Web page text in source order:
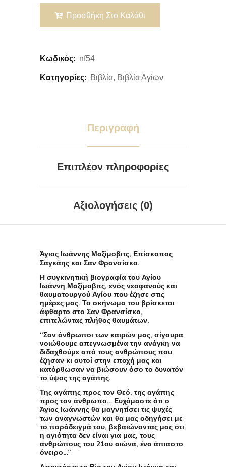
Προσθήκη Στο Καλάθι
Κωδικός: nf54
Κατηγορίες: Βιβλία, Βιβλία Αγίων
Περιγραφή
Επιπλέον πληροφορίες
Αξιολογήσεις (0)
Άγιος Ιωάννης Μαξίμοβιτς, Επίσκοπος
Σαγκάης και Σαν Φρανσίσκο.
Η συγκινητική βιογραφία του Αγίου
Ιωάννη Μαξίμοβιτς, ενός νεοφανούς και
θαυματουργού Αγίου που έζησε στις
ημέρες μας. Το σκήνωμα του βρίσκεται
άφθαρτο στο Σαν Φρανσίσκο,
επιτελώντας πλήθος θαυμάτων.
“Σαν άνθρωποι των καιρών μας, σίγουρα
νοιώθουμε απεγνωσμένα την ανάγκη να
διδαχθούμε από τους ανθρώπους που
έζησαν κι αυτοί στην εποχή μας και
κατόρθωσαν να βιώσουν όσο το δυνατόν
το ύψος της αγάπης.
Της αγάπης προς τον Θεό, της αγάπης
προς τον άνθρωπο… Ευχόμαστε ότι ο
Άγιος Ιωάννης θα μαγνητίσει τις ψυχές
των αναγνωστών και θα μας οδηγήσει με
το παράδειγμά του, βεβαιώνοντας μας ότι
η αγιότητα δεν είναι για μας, τους
ανθρώπους του 21ου αιώνα, ένα άπιαστο
όνειρο…”